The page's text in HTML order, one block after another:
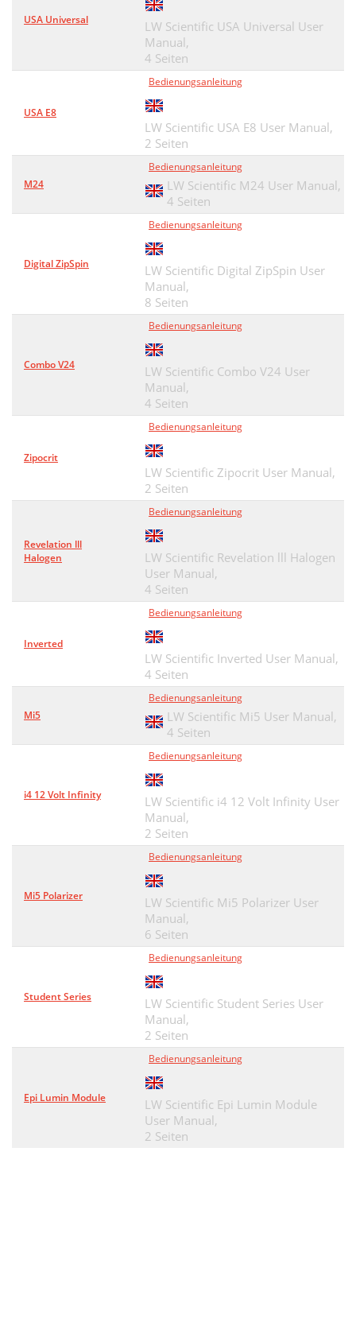
USA Universal
LW Scientific USA Universal User
Manual,
4 Seiten
USA E8
Bedienungsanleitung
LW Scientific USA E8 User Manual,
2 Seiten
M24
Bedienungsanleitung
LW Scientific M24 User Manual,
4 Seiten
Digital ZipSpin
Bedienungsanleitung
LW Scientific Digital ZipSpin User
Manual,
8 Seiten
Combo V24
Bedienungsanleitung
LW Scientific Combo V24 User
Manual,
4 Seiten
Zipocrit
Bedienungsanleitung
LW Scientific Zipocrit User Manual,
2 Seiten
Revelation lll
Halogen
Bedienungsanleitung
LW Scientific Revelation lll Halogen
User Manual,
4 Seiten
Inverted
Bedienungsanleitung
LW Scientific Inverted User Manual,
4 Seiten
Mi5
Bedienungsanleitung
LW Scientific Mi5 User Manual,
4 Seiten
i4 12 Volt Infinity
Bedienungsanleitung
LW Scientific i4 12 Volt Infinity User
Manual,
2 Seiten
Mi5 Polarizer
Bedienungsanleitung
LW Scientific Mi5 Polarizer User
Manual,
6 Seiten
Student Series
Bedienungsanleitung
LW Scientific Student Series User
Manual,
2 Seiten
Epi Lumin Module
Bedienungsanleitung
LW Scientific Epi Lumin Module
User Manual,
2 Seiten